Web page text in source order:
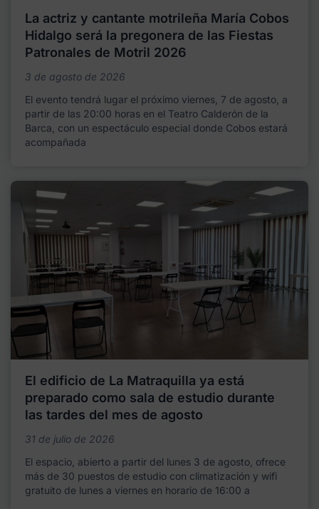
La actriz y cantante motrileña María Cobos
Hidalgo será la pregonera de las Fiestas
Patronales de Motril 2026
3 de agosto de 2026
El evento tendrá lugar el próximo viernes, 7 de agosto, a
partir de las 20:00 horas en el Teatro Calderón de la
Barca, con un espectáculo especial donde Cobos estará
acompañada
El edificio de La Matraquilla ya está
preparado como sala de estudio durante
las tardes del mes de agosto
31 de julio de 2026
El espacio, abierto a partir del lunes 3 de agosto, ofrece
más de 30 puestos de estudio con climatización y wifi
gratuito de lunes a viernes en horario de 16:00 a